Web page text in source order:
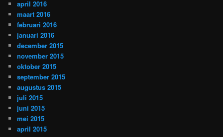
april 2016
maart 2016
februari 2016
januari 2016
december 2015
november 2015
oktober 2015
september 2015
augustus 2015
juli 2015
juni 2015
mei 2015
april 2015